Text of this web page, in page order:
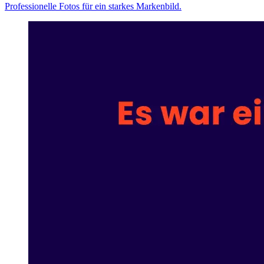
Professionelle Fotos für ein starkes Markenbild.